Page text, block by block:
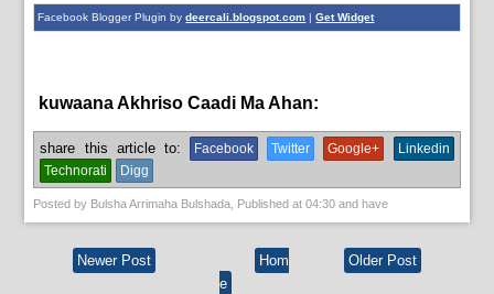
Facebook Blogger Plugin bydeercali.blogspot.com |Get Widget
kuwaana Akhriso Caadi Ma Ahan:
share this article to: Facebook Twitter Google+
Linkedin
Technorati
Digg
Posted by Bulsha Arrimaha Bulshada , Published at04:30 and have
Newer Post Older Post
Hom
e